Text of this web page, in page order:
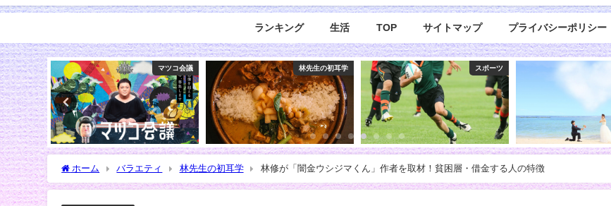
ランキング 生活 TOP サイトマップ プライバシーポリシー
マツコ会議 林先生の初耳学 スポーツ バラエティ
ホーム バラエティ 林先生の初耳学 林修が「闇金ウシジマくん」作者を取材！貧困層・借金する人の特徴